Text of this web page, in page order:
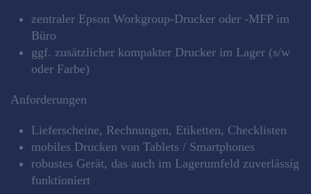
zentraler Epson Workgroup‑Drucker oder ‑MFP im
Büro
ggf. zusätzlicher kompakter Drucker im Lager (s/w
oder Farbe)
Anforderungen
Lieferscheine, Rechnungen, Etiketten, Checklisten
mobiles Drucken von Tablets / Smartphones
robustes Gerät, das auch im Lagerumfeld zuverlässig
funktioniert